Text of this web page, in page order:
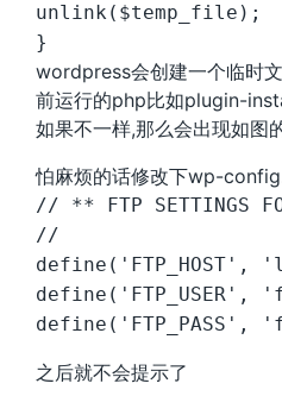
unlink($temp_file);
}
wordpress会创建一个临时
前运行的php比如plugin-
如果不一样,那么会出现如图
怕麻烦的话修改下wp-
// ** FTP SETTINGS
//
define('FTP_HOST',
define('FTP_USER',
define('FTP_PASS',
之后就不会提示了